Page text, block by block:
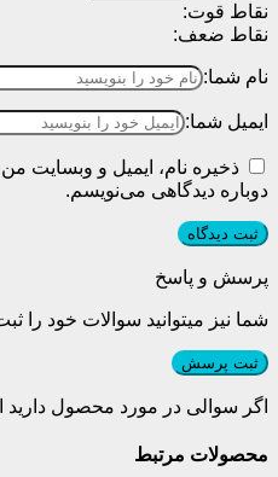
نقاط قوت:
نقاط ضعف:
نام شما:
ایمیل شما:
ذخیره نام، ایمیل و وبسایت
دوباره دیدگاهی می‌نویسم.
پرسش و پاسخ
شما نیز میتوانید سوالات خود را
ثبت پرسش
اگر سوالی در مورد محصول
محصولات مرتبط